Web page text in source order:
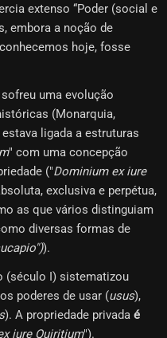
extenso “Poder (social e
embora a noção de
hoje, fosse
uma evolução
(Monarquia,
ligada a estruturas
" com uma concepção
("Dominium ex iure
exclusiva e perpétua,
as que vários distinguiam
diversas formas de
).
(século I) sistematizou
poderes de usar (usus),
). A propriedade privada é
iure Quiritium").